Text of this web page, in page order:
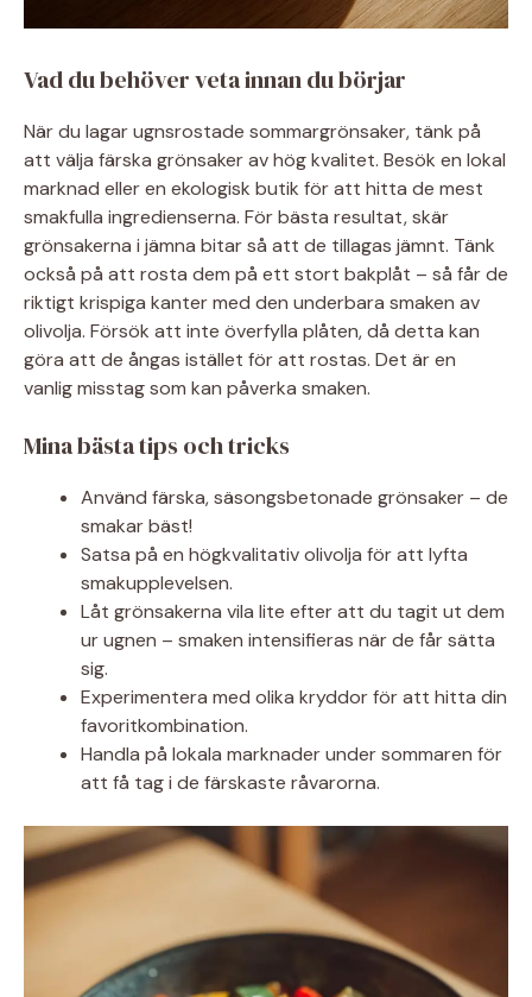
Vad du behöver veta innan du börjar
När du lagar ugnsrostade sommargrönsaker, tänk på
att välja färska grönsaker av hög kvalitet. Besök en lokal
marknad eller en ekologisk butik för att hitta de mest
smakfulla ingredienserna. För bästa resultat, skär
grönsakerna i jämna bitar så att de tillagas jämnt. Tänk
också på att rosta dem på ett stort bakplåt – så får de
riktigt krispiga kanter med den underbara smaken av
olivolja. Försök att inte överfylla plåten, då detta kan
göra att de ångas istället för att rostas. Det är en
vanlig misstag som kan påverka smaken.
Mina bästa tips och tricks
Använd färska, säsongsbetonade grönsaker – de
smakar bäst!
Satsa på en högkvalitativ olivolja för att lyfta
smakupplevelsen.
Låt grönsakerna vila lite efter att du tagit ut dem
ur ugnen – smaken intensifieras när de får sätta
sig.
Experimentera med olika kryddor för att hitta din
favoritkombination.
Handla på lokala marknader under sommaren för
att få tag i de färskaste råvarorna.